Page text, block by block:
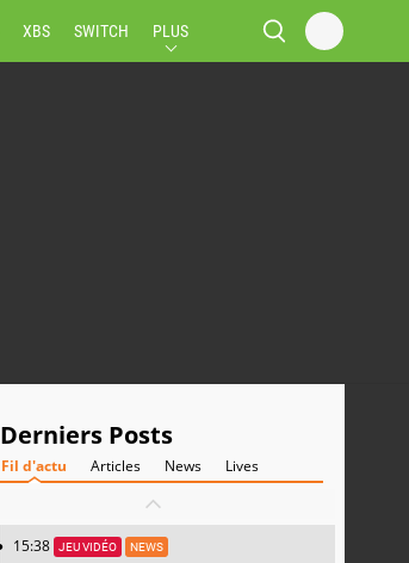
XBS SWITCH PLUS
Derniers Posts
Fil d'actu Articles News Lives
15:38 JEU VIDÉO NEWS